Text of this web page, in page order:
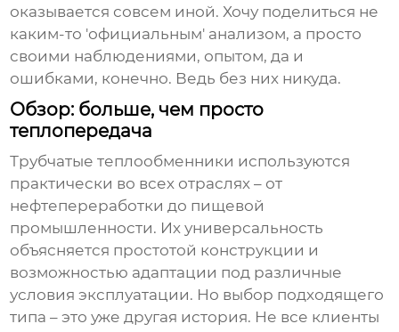
оказывается совсем иной. Хочу поделиться не
каким-то 'официальным' анализом, а просто
своими наблюдениями, опытом, да и
ошибками, конечно. Ведь без них никуда.
Обзор: больше, чем просто
теплопередача
Трубчатые теплообменники используются
практически во всех отраслях – от
нефтепереработки до пищевой
промышленности. Их универсальность
объясняется простотой конструкции и
возможностью адаптации под различные
условия эксплуатации. Но выбор подходящего
типа – это уже другая история. Не все клиенты